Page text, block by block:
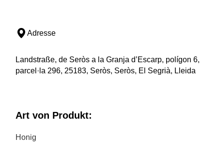
Adresse
Landstraße, de Seròs a la Granja d’Escarp, polígon 6,
parcel·la 296, 25183, Seròs, Seròs, El Segrià, Lleida
Art von Produkt:
Honig